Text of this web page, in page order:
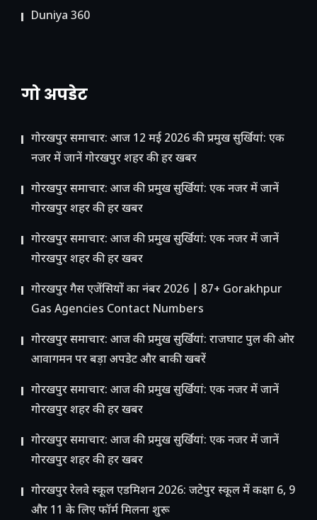
Duniya 360
गो अपडेट
गोरखपुर समाचार: आज 12 मई 2026 की प्रमुख सुर्खियां: एक
नजर में जानें गोरखपुर शहर की हर खबर
गोरखपुर समाचार: आज की प्रमुख सुर्खियां: एक नजर में जानें
गोरखपुर शहर की हर खबर
गोरखपुर समाचार: आज की प्रमुख सुर्खियां: एक नजर में जानें
गोरखपुर शहर की हर खबर
गोरखपुर गैस एजेंसियों का नंबर 2026 | 87+ Gorakhpur
Gas Agencies Contact Numbers
गोरखपुर समाचार: आज की प्रमुख सुर्खियां: राजघाट पुल की ओर
आवागमन पर बड़ा अपडेट और बाकी खबरें
गोरखपुर समाचार: आज की प्रमुख सुर्खियां: एक नजर में जानें
गोरखपुर शहर की हर खबर
गोरखपुर समाचार: आज की प्रमुख सुर्खियां: एक नजर में जानें
गोरखपुर शहर की हर खबर
गोरखपुर रेलवे स्कूल एडमिशन 2026: जटेपुर स्कूल में कक्षा 6, 9
और 11 के लिए फॉर्म मिलना शुरू